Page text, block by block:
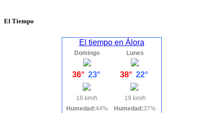
El Tiempo
El tiempo en Álora
Domingo
36° 23°
16 km/h
Humedad:44%
Lunes
38° 22°
19 km/h
Humedad:37%